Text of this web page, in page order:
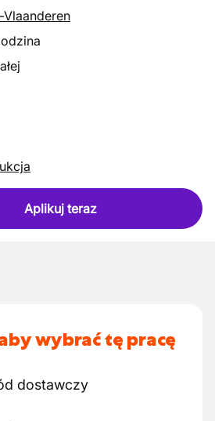
Vlaanderen
Aplikuj teraz
wybrać tę pracę
dostawczy